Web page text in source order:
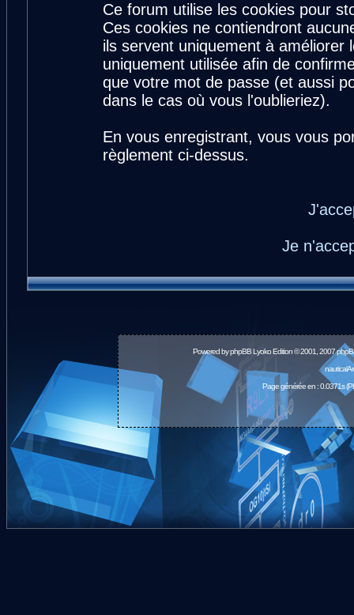
Ce forum utilise les cookies pour
Ces cookies ne contiendront
ils servent uniquement à
uniquement utilisée afin de
que votre mot de passe (et aussi
dans le cas où vous l'oublieriez).
En vous enregistrant, vous vous
règlement ci-dessus.
Je
Powered byphpBBLyoko Edition © 2001, 2007
Page générée en : 0.0371s